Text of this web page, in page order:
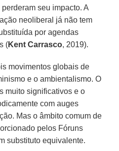
seu impacto. A
neoliberal já não tem
por agendas
(Kent Carrasco, 2019).
movimentos globais de
e o ambientalismo. O
muito significativos e o
com auges
Mas o âmbito comum de
pelos Fóruns
substituto equivalente.